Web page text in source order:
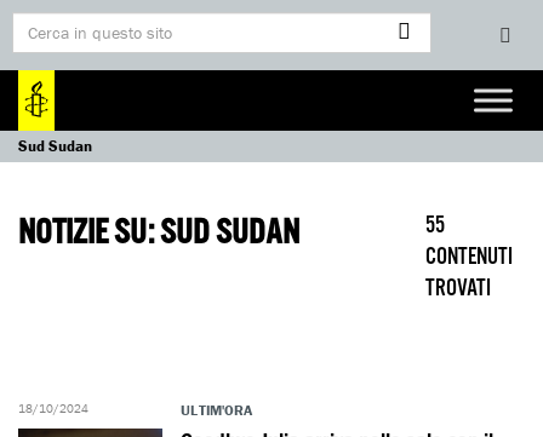
Sud Sudan
NOTIZIE SU: SUD SUDAN
55
CONTENUTI
TROVATI
18/10/2024 ULTIM'ORA